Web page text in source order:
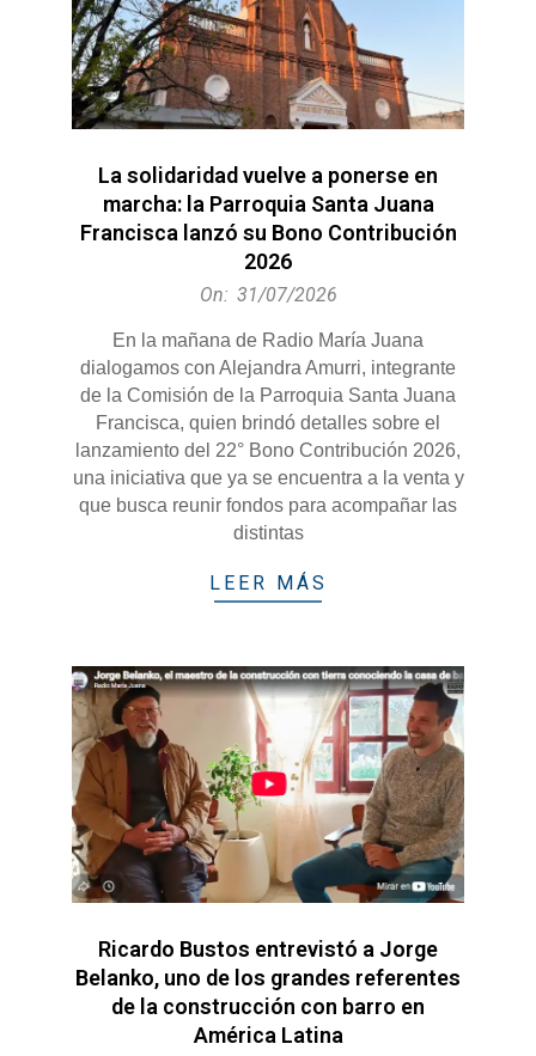
La solidaridad vuelve a ponerse en
marcha: la Parroquia Santa Juana
Francisca lanzó su Bono Contribución
2026
On: 31/07/2026
En la mañana de Radio María Juana
dialogamos con Alejandra Amurri, integrante
de la Comisión de la Parroquia Santa Juana
Francisca, quien brindó detalles sobre el
lanzamiento del 22° Bono Contribución 2026,
una iniciativa que ya se encuentra a la venta y
que busca reunir fondos para acompañar las
distintas
LEER MÁS
Ricardo Bustos entrevistó a Jorge
Belanko, uno de los grandes referentes
de la construcción con barro en
América Latina